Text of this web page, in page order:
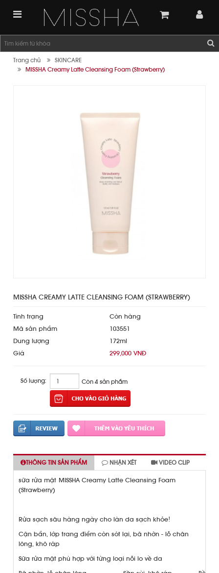
Trang chủ
SKINCARE
MISSHA Creamy Latte Cleansing Foam (Strawberry)
MISSHA CREAMY LATTE CLEANSING FOAM (STRAWBERRY)
Tình trạng
Còn hàng
Mã sản phẩm
103551
Dung lượng
172ml
Giá
299,000 VNĐ
Số lượng: Còn 4 sản phẩm
THÔNG TIN SẢN PHẨM NHẬN XÉT VIDEO CLIP
sữa rửa mặt MISSHA Creamy Latte Cleansing Foam
(Strawberry)
Rửa sạch sâu hàng ngày cho làn da sạch khỏe!
Cặn bẩn, lớp trang điểm còn sót lại, bã nhờn - lỗ chân
lông, khô ráp
Sữa rửa mặt phù hợp với từng loại nỗi lo về da